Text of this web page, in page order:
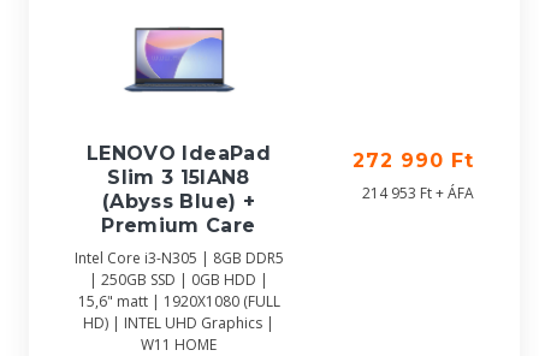
LENOVO IdeaPad
Slim 3 15IAN8
(Abyss Blue) +
Premium Care
Intel Core i3-N305 | 8GB DDR5
| 250GB SSD | 0GB HDD |
15,6" matt | 1920X1080 (FULL
HD) | INTEL UHD Graphics |
W11 HOME
272 990 Ft
214 953 Ft + ÁFA